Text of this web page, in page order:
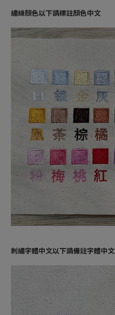
繡線顏色以下請標註顏色中文
刺繡字體中文以下請備註字體中文